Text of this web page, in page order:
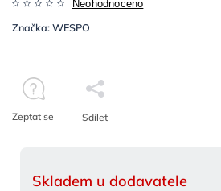
Neohodnoceno
Značka:WESPO
Skladem u dodavatele
Zeptat se Sdílet